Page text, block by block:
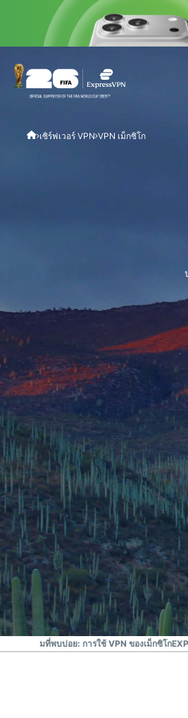
เซิร์ฟเวอร์ VPN VPN เม็กซิโก
#1 VPN ที่เชื่อถือได้
VPN เม็กซิโกที่ดีที่สุด
คำถามที่พบบ่อย: การใช้ VPN ของเม็กซิโก